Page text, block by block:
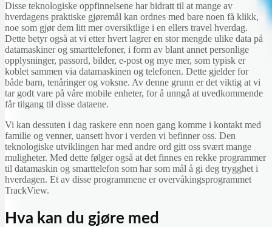
Disse teknologiske oppfinnelsene har bidratt til at mange av
hverdagens praktiske gjøremål kan ordnes med bare noen få klikk,
noe som gjør dem litt mer oversiktlige i en ellers travel hverdag.
Dette betyr også at vi etter hvert lagrer en stor mengde ulike data på
datamaskiner og smarttelefoner, i form av blant annet personlige
opplysninger, passord, bilder, e-post og mye mer, som typisk er
koblet sammen via datamaskinen og telefonen. Dette gjelder for
både barn, tenåringer og voksne. Av denne grunn er det viktig at vi
tar godt vare på våre mobile enheter, for å unngå at uvedkommende
får tilgang til disse dataene.
Vi kan dessuten i dag raskere enn noen gang komme i kontakt med
familie og venner, uansett hvor i verden vi befinner oss. Den
teknologiske utviklingen har med andre ord gitt oss svært mange
muligheter. Med dette følger også at det finnes en rekke programmer
til datamaskin og smarttelefon som har som mål å gi deg trygghet i
hverdagen. Et av disse programmene er overvåkingsprogrammet
TrackView.
Hva kan du gjøre med